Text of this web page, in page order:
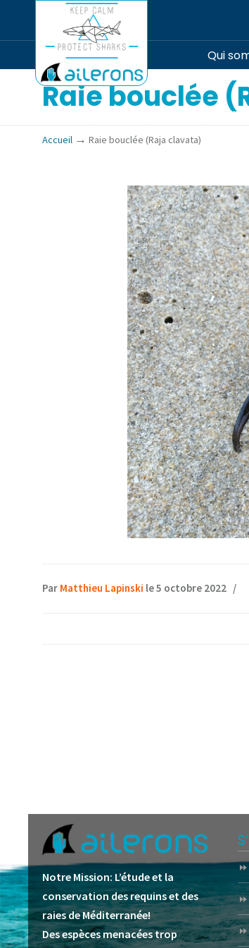
Qui
Raie bouclée
Accueil →Raie bouclée (Raja clavata)
Par Matthieu Lapinski le 5 octobre 2022 /
Notre Mission: L’étude et la
conservation des requins et des
raies de Méditerranée!
Des espèces menacées trop